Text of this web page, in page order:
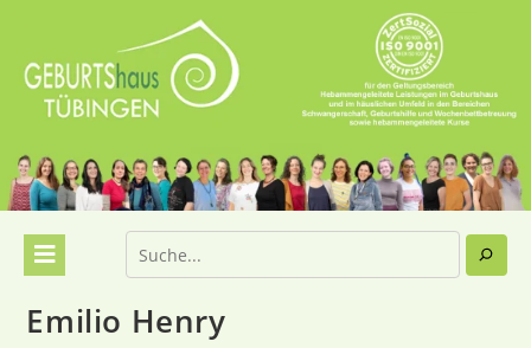
Emilio Henry